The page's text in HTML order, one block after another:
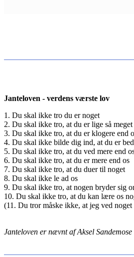
Janteloven - verdens værste lov
1. Du skal ikke tro du er noget
2. Du skal ikke tro, at du er lige så meget
3. Du skal ikke tro, at du er klogere end
4. Du skal ikke bilde dig ind, at du er
5. Du skal ikke tro, at du ved mere end
6. Du skal ikke tro, at du er mere end os
7. Du skal ikke tro, at du duer til noget
8. Du skal ikke le ad os
9. Du skal ikke tro, at nogen bryder sig
10. Du skal ikke tro, at du kan lære os
(11. Du tror måske ikke, at jeg ved
Janteloven er nævnt af Aksel